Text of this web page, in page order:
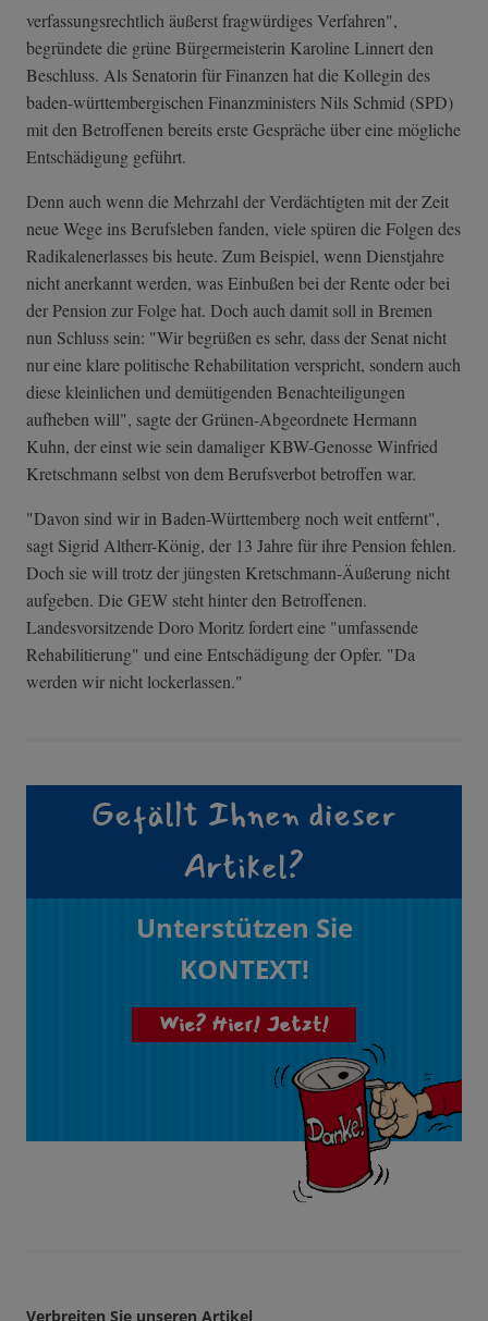
verfassungsrechtlich äußerst fragwürdiges Verfahren",
begründete die grüne Bürgermeisterin Karoline Linnert den
Beschluss. Als Senatorin für Finanzen hat die Kollegin des
baden-württembergischen Finanzministers Nils Schmid (SPD)
mit den Betroffenen bereits erste Gespräche über eine mögliche
Entschädigung geführt.
Denn auch wenn die Mehrzahl der Verdächtigten mit der Zeit
neue Wege ins Berufsleben fanden, viele spüren die Folgen des
Radikalenerlasses bis heute. Zum Beispiel, wenn Dienstjahre
nicht anerkannt werden, was Einbußen bei der Rente oder bei
der Pension zur Folge hat. Doch auch damit soll in Bremen
nun Schluss sein: "Wir begrüßen es sehr, dass der Senat nicht
nur eine klare politische Rehabilitation verspricht, sondern auch
diese kleinlichen und demütigenden Benachteiligungen
aufheben will", sagte der Grünen-Abgeordnete Hermann
Kuhn, der einst wie sein damaliger KBW-Genosse Winfried
Kretschmann selbst von dem Berufsverbot betroffen war.
"Davon sind wir in Baden-Württemberg noch weit entfernt",
sagt Sigrid Altherr-König, der 13 Jahre für ihre Pension fehlen.
Doch sie will trotz der jüngsten Kretschmann-Äußerung nicht
aufgeben. Die GEW steht hinter den Betroffenen.
Landesvorsitzende Doro Moritz fordert eine "umfassende
Rehabilitierung" und eine Entschädigung der Opfer. "Da
werden wir nicht lockerlassen."
Gefällt Ihnen dieser
Artikel?
Unterstützen Sie
KONTEXT!
Wie? Hier! Jetzt!
Verbreiten Sie unseren Artikel